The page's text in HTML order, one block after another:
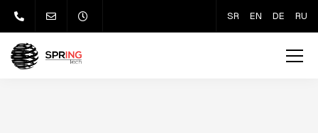
SR EN DE RU